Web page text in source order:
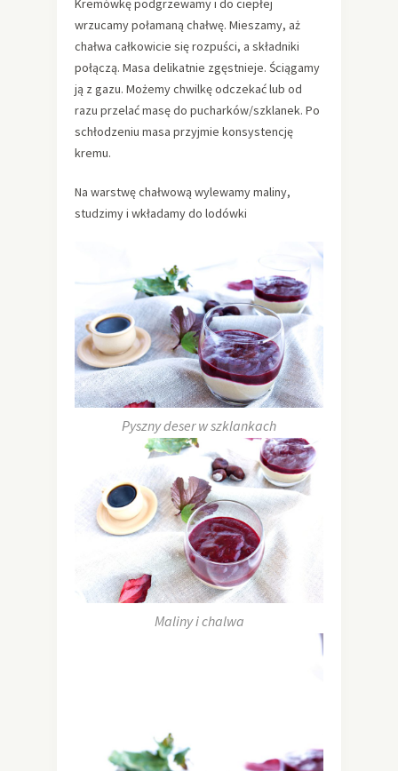
Kremówkę podgrzewamy i do ciepłej
wrzucamy połamaną chałwę. Mieszamy, aż
chałwa całkowicie się rozpuści, a składniki
połączą. Masa delikatnie zgęstnieje. Ściągamy
ją z gazu. Możemy chwilkę odczekać lub od
razu przelać masę do pucharków/szklanek. Po
schłodzeniu masa przyjmie konsystencję
kremu.
Na warstwę chałwową wylewamy maliny,
studzimy i wkładamy do lodówki
Pyszny deser w szklankach
Maliny i chalwa